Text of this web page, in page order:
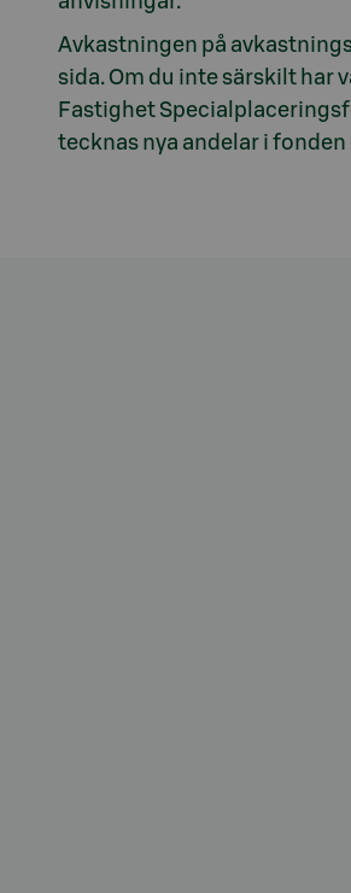
Avkastningen på
sida. Om du inte särskilt har
Fastighet
tecknas nya andelar i fonden